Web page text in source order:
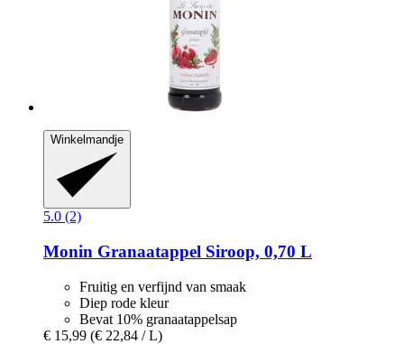
Winkelmandje
5.0 (2)
Monin Granaatappel Siroop, 0,70 L
Fruitig en verfijnd van smaak
Diep rode kleur
Bevat 10% granaatappelsap
€ 15,99 (€ 22,84 / L)